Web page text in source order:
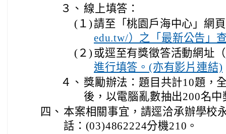
３、 線上填答：
(１) 請至「桃園戶海中心」網
edu.tw/）之「最新公告」
(２) 或逕至有獎徵答活動網址（
進行填答。(亦有影片連結)
４、 獎勵辦法：題目共計10題，
後，以電腦亂數抽出200名
四、 本案相關事宜，請逕洽承辦學校
話：(03)4862224分機210。